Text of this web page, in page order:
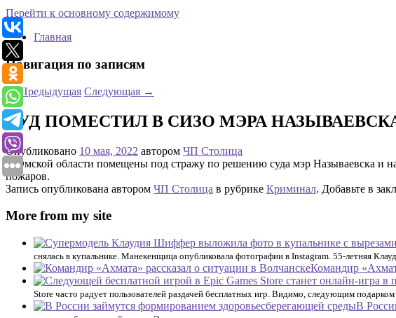
Перейти к основному содержимому
Главная
Навигация по записям
←Предыдущая Следующая →
СУД ПОМЕСТИЛ В СИЗО МЭРА
Опубликовано 10 мая, 2022 автором ЧП Столица
В Омской области помещены под стражу по решению суда мэр Называевска и
пожаров.
Запись опубликована автором ЧП Столица в рубрике Криминал. Добавьте в
More from my site
снялась в купальнике. Манекенщица опубликовала фотографии в Instagram. 55-летняя
Командир
Store часто радует пользователей раздачей бесплатных игр. Видимо, следующим
В